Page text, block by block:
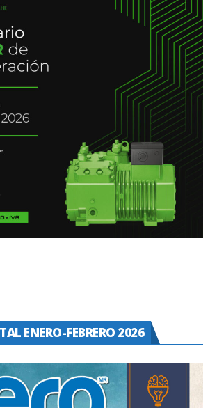
ENERO-FEBRERO 2026